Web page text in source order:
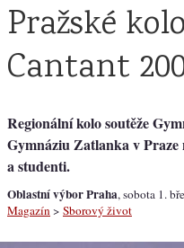
Pražské
Cantant
Regionální kolo soutěže
Gymnáziu Zatlanka v Praze
a studenti.
Oblastní výbor Praha, sobota 1.
Magazín > Sborový život